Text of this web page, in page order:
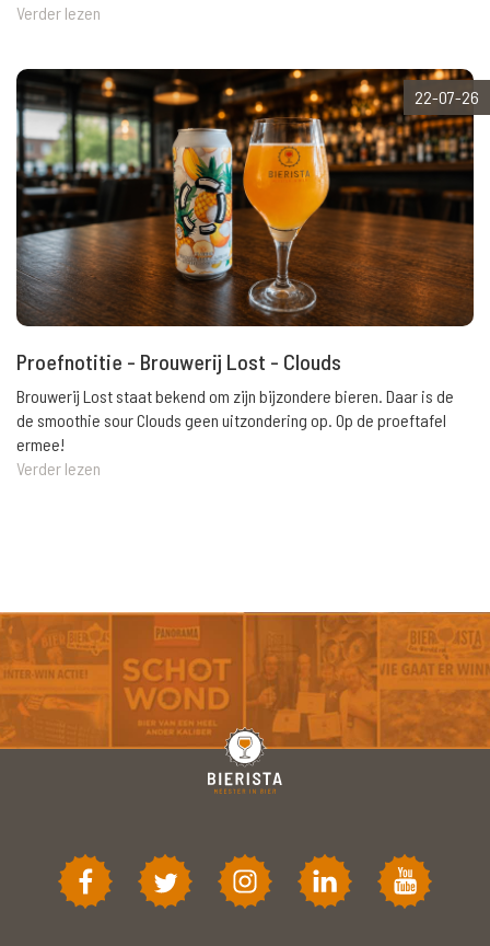
Verder lezen
22-07-26
Proefnotitie - Brouwerij Lost - Clouds
Brouwerij Lost staat bekend om zijn bijzondere bieren. Daar is de
de smoothie sour Clouds geen uitzondering op. Op de proeftafel
ermee!
Verder lezen